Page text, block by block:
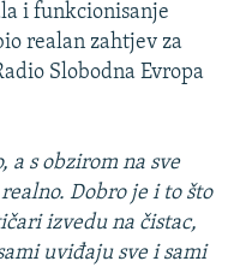
i funkcionisanje
realan zahtjev za
Slobodna Evropa
s obzirom na sve
Dobro je i to što
izvedu na čistac,
uviđaju sve i sami